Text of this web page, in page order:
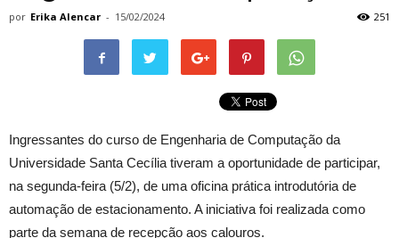
por Erika Alencar - 15/02/2024 251
Ingressantes do curso de Engenharia de Computação da
Universidade Santa Cecília tiveram a oportunidade de participar,
na segunda-feira (5/2), de uma oficina prática introdutória de
automação de estacionamento. A iniciativa foi realizada como
parte da semana de recepção aos calouros.